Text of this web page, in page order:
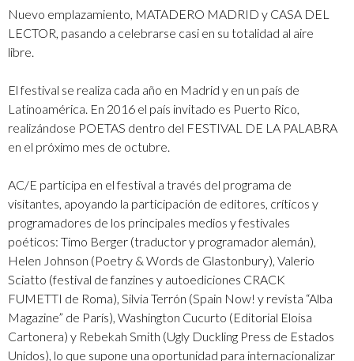
Nuevo emplazamiento, MATADERO MADRID y CASA DEL
LECTOR, pasando a celebrarse casi en su totalidad al aire
libre.
El festival se realiza cada año en Madrid y en un país de
Latinoamérica. En 2016 el país invitado es Puerto Rico,
realizándose POETAS dentro del FESTIVAL DE LA PALABRA
en el próximo mes de octubre.
AC/E participa en el festival a través del programa de
visitantes, apoyando la participación de editores, críticos y
programadores de los principales medios y festivales
poéticos: Timo Berger (traductor y programador alemán),
Helen Johnson (Poetry & Words de Glastonbury), Valerio
Sciatto (festival de fanzines y autoediciones CRACK
FUMETTI de Roma), Silvia Terrón (Spain Now! y revista “Alba
Magazine” de París), Washington Cucurto (Editorial Eloisa
Cartonera) y Rebekah Smith (Ugly Duckling Press de Estados
Unidos), lo que supone una oportunidad para internacionalizar